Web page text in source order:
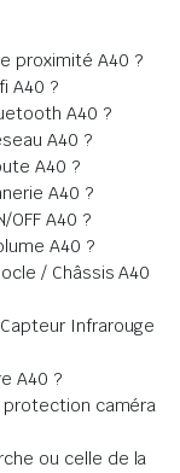
proximité A40 ?
A40 ?
A40 ?
A40 ?
A40 ?
A40 ?
A40 ?
A40 ?
/ Châssis A40
Infrarouge
A40 ?
caméra
ou celle de la